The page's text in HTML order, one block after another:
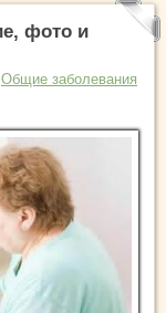
фото и
Общие заболевания